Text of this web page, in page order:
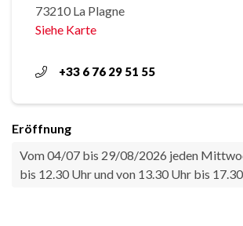
73210 La Plagne
Siehe Karte
+33 6 76 29 51 55
Eröffnung
Vom 04/07 bis 29/08/2026 jeden
bis 12.30 Uhr und von 13.30 Uhr bis